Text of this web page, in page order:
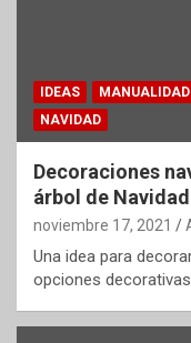
IDEAS
NAVIDAD
Decoraciones
árbol de Navidad
noviembre 17, 2021
Una idea para
opciones